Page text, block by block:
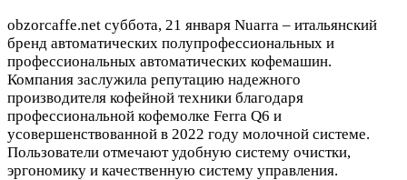
obzorcaffe.net суббота, 21 января Nuarra – итальянский
бренд автоматических полупрофессиональных и
профессиональных автоматических кофемашин.
Компания заслужила репутацию надежного
производителя кофейной техники благодаря
профессиональной кофемолке Ferra Q6 и
усовершенствованной в 2022 году молочной системе.
Пользователи отмечают удобную систему очистки,
эргономику и качественную систему управления.